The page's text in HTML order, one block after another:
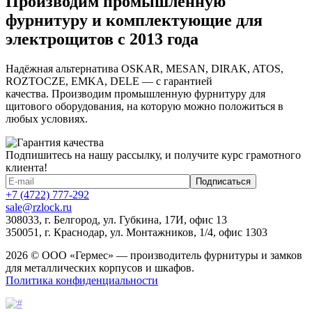
фурнитуру и комплектующие для
электрощитов с 2013 года
Надёжная альтернатива OSKAR, MESAN, DIRAK, ATOS,
ROZTOCZE, EMKA, DELE — с гарантией
качества. Производим промышленную фурнитуру для
щитового оборудования, на которую можно положиться в
любых условиях.
Подпишитесь на нашу рассылку, и получите курс грамотного
клиента!
+7 (4722) 777-292
sale@rzlock.ru
308033, г. Белгород, ул. Губкина, 17И, офис 13
350051, г. Краснодар, ул. Монтажников, 1/4, офис 1303
2026 © ООО «Гермес» — производитель фурнитуры и замков
для металлических корпусов и шкафов.
Политика конфиденциальности